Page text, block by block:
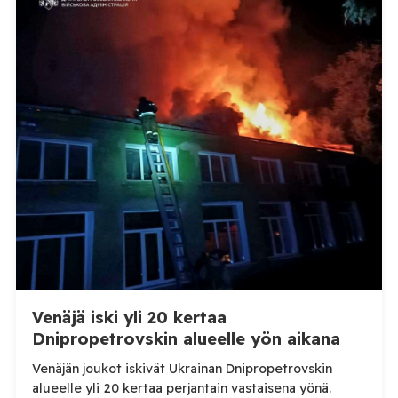
WOAH:n kautta että suoraan Venäjän
eläinlääkintäviranomaisille. Ruokavirasto kertoi Posi
TV:lle tarkempia tietoja Suomen ensimmäisestä
afrikkalaisen sikaruton tapauksesta sekä
eläintautitietojen vaihdosta […]
Venäjä iski yli 20 kertaa
Dnipropetrovskin alueelle yön aikana
Venäjän joukot iskivät Ukrainan Dnipropetrovskin
alueelle yli 20 kertaa perjantain vastaisena yönä.